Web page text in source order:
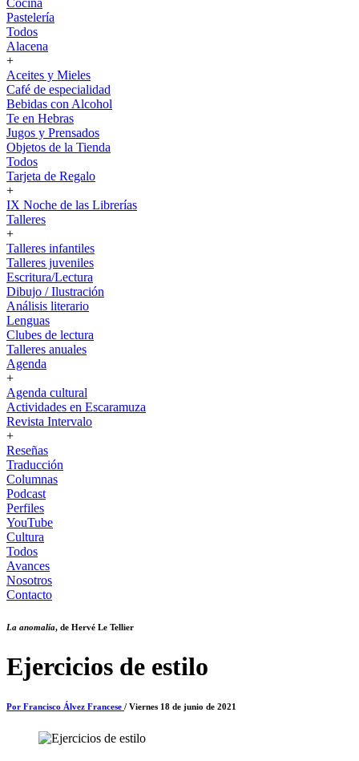
Cocina
Pastelería
Todos
Alacena
+
Aceites y Mieles
Café de especialidad
Bebidas con Alcohol
Te en Hebras
Jugos y Prensados
Objetos de la Tienda
Todos
Tarjeta de Regalo
+
IX Noche de las Librerías
Talleres
+
Talleres infantiles
Talleres juveniles
Escritura/Lectura
Dibujo / Ilustración
Análisis literario
Lenguas
Clubes de lectura
Talleres anuales
Agenda
+
Agenda cultural
Actividades en Escaramuza
Revista Intervalo
+
Reseñas
Traducción
Columnas
Podcast
Perfiles
YouTube
Cultura
Todos
Avances
Nosotros
Contacto
La anomalía, de Hervé Le Tellier
Ejercicios de estilo
Por Francisco Álvez Francese / Viernes 18 de junio de 2021